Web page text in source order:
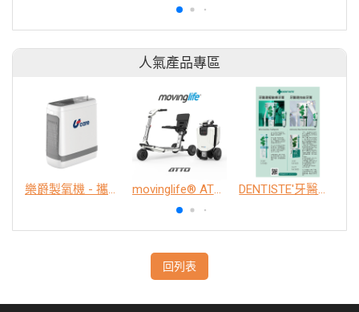
人氣產品專區
樂爵製氧機 - 攜帶型 movinglife® ATTO新世代電動代步車 經典款 DENTISTE'牙醫選極敏感牙膏、抗蛀牙膏
回列表